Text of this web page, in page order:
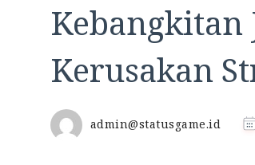
Kebangkitan
Kerusakan
admin@statusgame.id